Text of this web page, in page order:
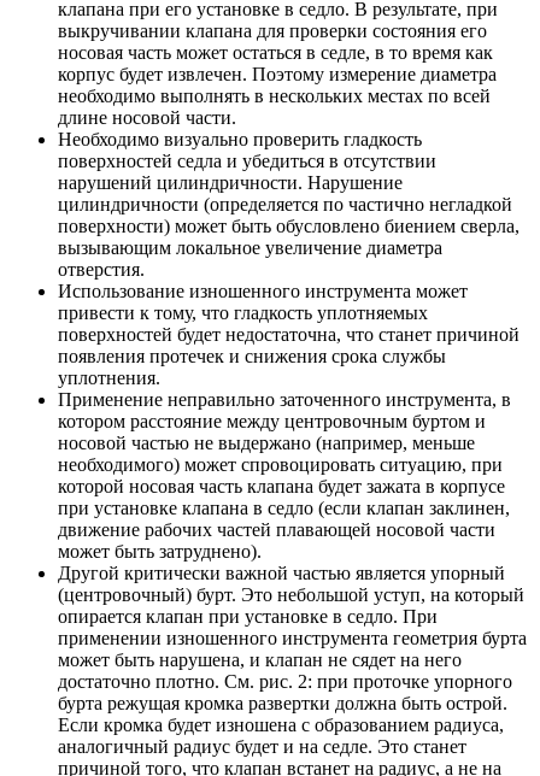
клапана при его установке в седло. В результате, при
выкручивании клапана для проверки состояния его
носовая часть может остаться в седле, в то время как
корпус будет извлечен. Поэтому измерение диаметра
необходимо выполнять в нескольких местах по всей
длине носовой части.
Необходимо визуально проверить гладкость
поверхностей седла и убедиться в отсутствии
нарушений цилиндричности. Нарушение
цилиндричности (определяется по частично негладкой
поверхности) может быть обусловлено биением сверла,
вызывающим локальное увеличение диаметра
отверстия.
Использование изношенного инструмента может
привести к тому, что гладкость уплотняемых
поверхностей будет недостаточна, что станет причиной
появления протечек и снижения срока службы
уплотнения.
Применение неправильно заточенного инструмента, в
котором расстояние между центровочным буртом и
носовой частью не выдержано (например, меньше
необходимого) может спровоцировать ситуацию, при
которой носовая часть клапана будет зажата в корпусе
при установке клапана в седло (если клапан заклинен,
движение рабочих частей плавающей носовой части
может быть затруднено).
Другой критически важной частью является упорный
(центровочный) бурт. Это небольшой уступ, на который
опирается клапан при установке в седло. При
применении изношенного инструмента геометрия бурта
может быть нарушена, и клапан не сядет на него
достаточно плотно. См. рис. 2: при проточке упорного
бурта режущая кромка развертки должна быть острой.
Если кромка будет изношена с образованием радиуса,
аналогичный радиус будет и на седле. Это станет
причиной того, что клапан встанет на радиус, а не на